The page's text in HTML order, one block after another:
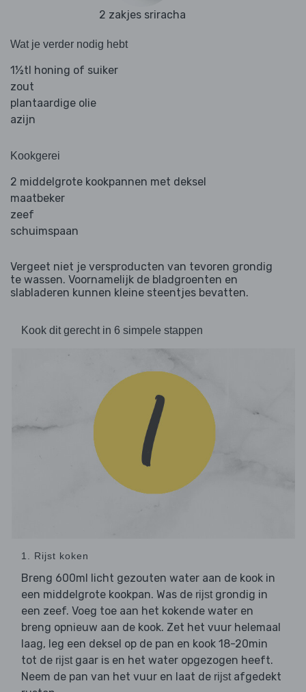
2 zakjes sriracha
Wat je verder nodig hebt
1½tl honing of suiker
zout
plantaardige olie
azijn
Kookgerei
2 middelgrote kookpannen met deksel
maatbeker
zeef
schuimspaan
Vergeet niet je versproducten van tevoren grondig
te wassen. Voornamelijk de bladgroenten en
slabladeren kunnen kleine steentjes bevatten.
Kook dit gerecht in 6 simpele stappen
1. Rijst koken
Breng 600ml licht gezouten water aan de kook in
een middelgrote kookpan. Was de rijst grondig in
een zeef. Voeg toe aan het kokende water en
breng opnieuw aan de kook. Zet het vuur helemaal
laag, leg een deksel op de pan en kook 18-20min
tot de rijst gaar is en het water opgezogen heeft.
Neem de pan van het vuur en laat de rijst afgedekt